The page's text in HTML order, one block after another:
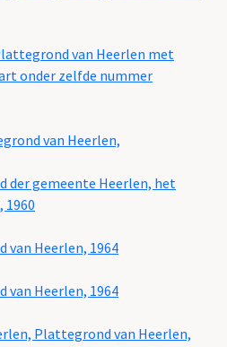
van Heerlen met
onder zelfde nummer
van Heerlen,
der gemeente Heerlen, het
1960
van Heerlen, 1964
van Heerlen, 1964
Plattegrond van Heerlen,